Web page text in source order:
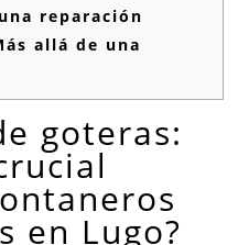
reparación
allá de una
goteras:
en Lugo?